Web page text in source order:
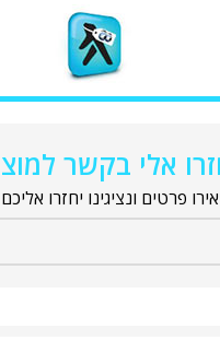
אלי בקשר
פרטים ונציגינו יחזרו